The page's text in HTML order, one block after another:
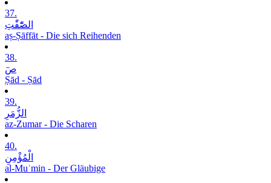
37.
الصّٰٓفّٰتِ
aṣ-Ṣāffāt - Die sich Reihenden
38.
صٓ
Ṣād - Ṣād
39.
الزُّمَرِ
az-Zumar - Die Scharen
40.
الْمُؤْمِنِ
al-Muʾmin - Der Gläubige